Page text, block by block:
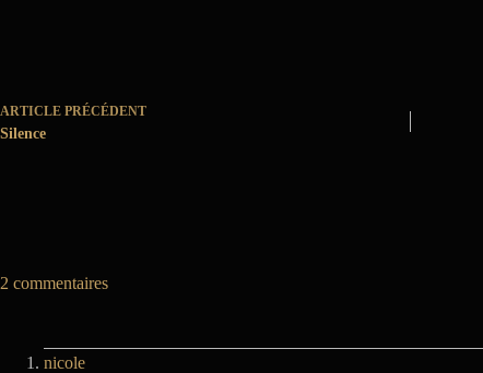
ARTICLE PRÉCÉDENT
Silence
2 commentaires
nicole